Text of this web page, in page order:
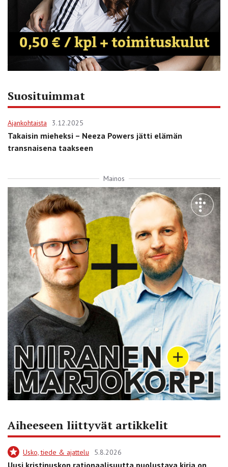
Suosituimmat
Ajankohtaista 3.12.2025
Takaisin mieheksi – Neeza Powers jätti elämän
transnaisena taakseen
Mainos
Aiheeseen liittyvät artikkelit
Usko, tiede & ajattelu 5.8.2026
Uusi kristinuskon rationaalisuutta puolustava kirja on